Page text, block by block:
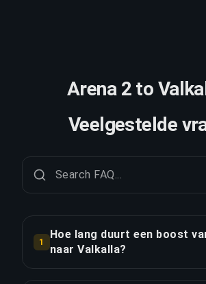
Arena 2 to
Veelgestelde
1
Hoe lang duurt een boost
naar Valkalla?